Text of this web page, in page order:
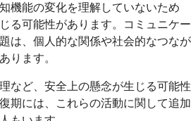
機能の変化を理解していないため
る可能性があります。コミュニケー
は、個人的な関係や社会的なつなが
ります。
など、安全上の懸念が生じる可能性
期には、これらの活動に関して追加